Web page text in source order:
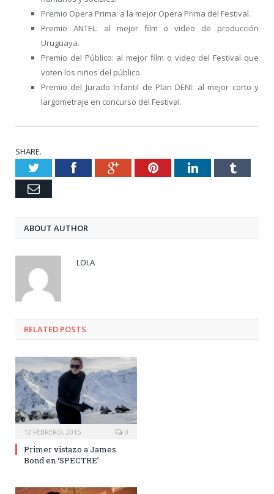
Premio Opera Prima: a la mejor Opera Prima del Festival.
Premio ANTEL: al mejor film o video de producción
Uruguaya.
Premio del Público: al mejor film o video del Festival que
voten los niños del público.
Premio del Jurado Infantil de Plan DENI: al mejor corto y
largometraje en concurso del Festival.
SHARE.
TwitterFacebookGoogle+PinterestLinkedInTumblr
Email
ABOUT AUTHOR
LOLA
RELATED POSTS
12 FEBRERO, 2015 0
Primer vistazo a James
Bond en ‘SPECTRE’